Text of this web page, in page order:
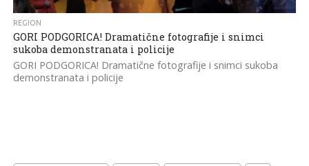
REGION
GORI PODGORICA! Dramatične fotografije i snimci
sukoba demonstranata i policije
GORI PODGORICA! Dramatične fotografije i snimci sukoba
demonstranata i policije